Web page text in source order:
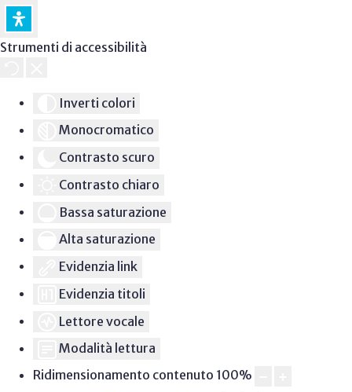
Strumenti di accessibilità
Inverti colori
Monocromatico
Contrasto scuro
Contrasto chiaro
Bassa saturazione
Alta saturazione
Evidenzia link
Evidenzia titoli
Lettore vocale
Modalità lettura
Ridimensionamento contenuto 100%